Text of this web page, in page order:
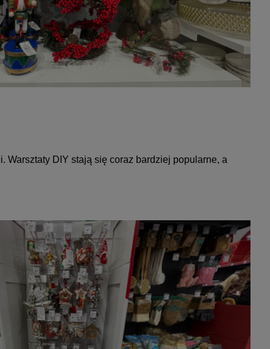
DIY stają się coraz bardziej popularne, a